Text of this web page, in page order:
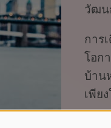
วัฒน
การ
โอก
บ้าน
เพีย